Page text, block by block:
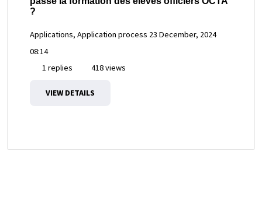
?
Applications, Application process 23 December, 2024
08:14
1 replies
418 views
VIEW DETAILS